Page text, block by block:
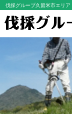
伐採グループ久留米市エリア